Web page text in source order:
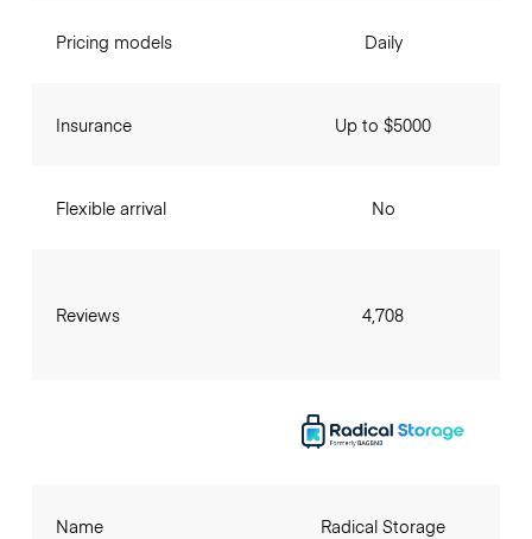
Pricing models
Insurance
Flexible arrival
Reviews
Daily
Up to $5000
No
4,708
Name Radical Storage